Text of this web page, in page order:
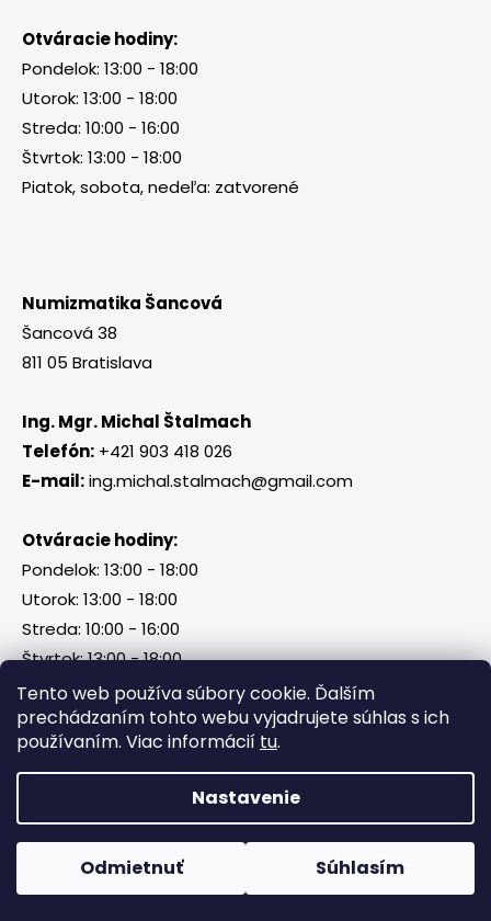
Tento web používa súbory cookie. Ďalším
prechádzaním tohto webu vyjadrujete súhlas s ich
používaním. Viac informácií tu.
Nastavenie
Odmietnuť Súhlasím
Otváracie hodiny:
Pondelok: 13:00 - 18:00
Utorok: 13:00 - 18:00
Streda: 10:00 - 16:00
Štvrtok: 13:00 - 18:00
Piatok, sobota, nedeľa: zatvorené
Numizmatika Šancová
Šancová 38
811 05 Bratislava
Ing. Mgr. Michal Štalmach
Telefón: +421 903 418 026
E-mail:ing.michal.stalmach@gmail.com
Otváracie hodiny:
Pondelok: 13:00 - 18:00
Utorok: 13:00 - 18:00
Streda: 10:00 - 16:00
Štvrtok: 13:00 - 18:00
Piatok, sobota, nedeľa: zatvorené
Vytvoril Shoptet
Všetky práva vyhradené.
Messenger